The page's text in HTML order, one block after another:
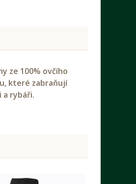
ze 100% ovčího
které zabraňují
a rybáři.